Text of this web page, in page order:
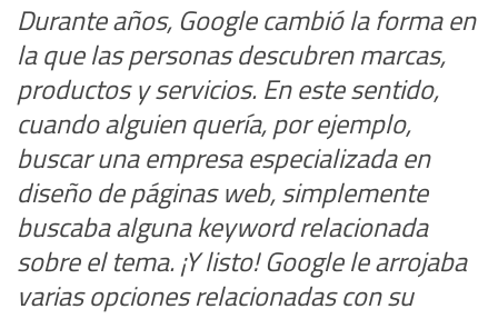
Durante años, Google cambió la forma en
la que las personas descubren marcas,
productos y servicios. En este sentido,
cuando alguien quería, por ejemplo,
buscar una empresa especializada en
diseño de páginas web, simplemente
buscaba alguna keyword relacionada
sobre el tema. ¡Y listo! Google le arrojaba
varias opciones relacionadas con su